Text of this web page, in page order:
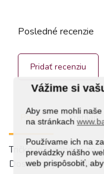
Vážime si
Aby sme mohli
na stránkach
Používame ich na
prevádzky nášho
web prispôsobiť,
Popis Prehľad
Tričko je vyrobené zo
Dostupné je vo
Posledné recenzie
Pridať recenziu